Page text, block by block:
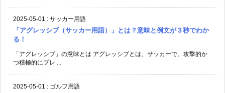
2025-05-01 : サッカー用語
「アグレッシブ（サッカー用語）」とは？意味と例文が３秒でわか
る！
「アグレッシブ」の意味とは アグレッシブとは、サッカーで、攻撃的か
つ積極的にプレ ...
2025-05-01 : ゴルフ用語